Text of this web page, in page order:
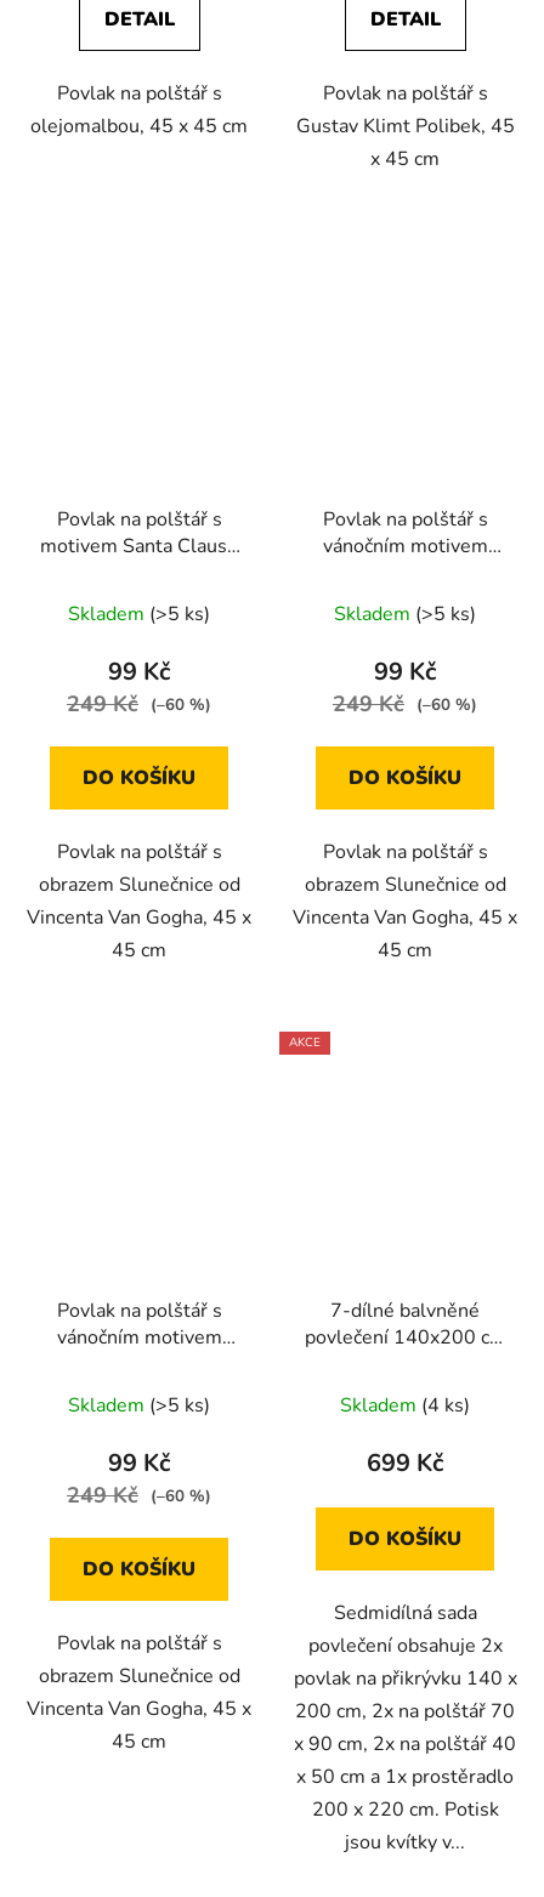
DETAIL
Povlak na polštář s
olejomalbou, 45 x 45 cm
DETAIL
Povlak na polštář s
Gustav Klimt Polibek, 45
x 45 cm
Povlak na polštář s
motivem Santa Clause
Skladem (>5 ks)
99 Kč
249 Kč (–60 %)
DO KOŠÍKU
Povlak na polštář s
obrazem Slunečnice od
Vincenta Van Gogha, 45 x
45 cm
Povlak na polštář s
vánočním motivem
Skladem (>5 ks)
99 Kč
249 Kč (–60 %)
DO KOŠÍKU
Povlak na polštář s
obrazem Slunečnice od
Vincenta Van Gogha, 45 x
45 cm
Povlak na polštář s
vánočním motivem
Skladem (>5 ks)
99 Kč
249 Kč (–60 %)
DO KOŠÍKU
Povlak na polštář s
obrazem Slunečnice od
Vincenta Van Gogha, 45 x
45 cm
AKCE
7-dílné balvněné
povlečení 140x200 cm
kvítky
Skladem (4 ks)
699 Kč
DO KOŠÍKU
Sedmidílná sada
povlečení obsahuje 2x
povlak na přikrývku 140 x
200 cm, 2x na polštář 70
x 90 cm, 2x na polštář 40
x 50 cm a 1x prostěradlo
200 x 220 cm. Potisk
jsou kvítky v...